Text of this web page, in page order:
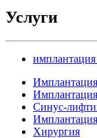
Услуги
Имплантация
Синус-
Хирургия